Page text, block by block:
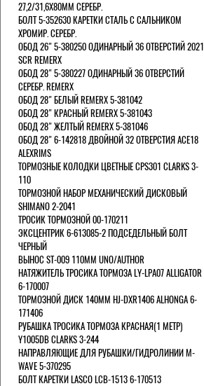
27,2/31,6Х80ММ СЕРЕБР.
БОЛТ 5-352630 КАРЕТКИ СТАЛЬ С САЛЬНИКОМ
ХРОМИР. СЕРЕБР.
ОБОД 26" 5-380250 ОДИНАРНЫЙ 36 ОТВЕРСТИЙ 2021
SCR REMERX
ОБОД 28" 5-380227 ОДИНАРНЫЙ 36 ОТВЕРСТИЙ
СЕРЕБР. REMERX
ОБОД 28" БЕЛЫЙ REMERX 5-381042
ОБОД 28" КРАСНЫЙ REMERX 5-381043
ОБОД 28" ЖЕЛТЫЙ REMERX 5-381046
ОБОД 28" 6-142818 ДВОЙНОЙ 32 ОТВЕРСТИЯ ACE18
ALEXRIMS
ТОРМОЗНЫЕ КОЛОДКИ ЦВЕТНЫЕ CPS301 CLARKS 3-
110
ТОРМОЗНОЙ НАБОР МЕХАНИЧЕСКИЙ ДИСКОВЫЙ
SHIMANO 2-2041
ТРОСИК ТОРМОЗНОЙ 00-170211
ЭКСЦЕНТРИК 6-613085-2 ПОДСЕДЕЛЬНЫЙ БОЛТ
ЧЕРНЫЙ
ВЫНОС ST-009 110ММ UNO/AUTHOR
НАТЯЖИТЕЛЬ ТРОСИКА ТОРМОЗА LY-LPA07 ALLIGATOR
6-170007
ТОРМОЗНОЙ ДИСК 140ММ HJ-DXR1406 ALHONGA 6-
171406
РУБАШКА ТРОСИКА ТОРМОЗА КРАСНАЯ(1 МЕТР)
Y1005DB CLARKS 3-244
НАПРАВЛЯЮЩИЕ ДЛЯ РУБАШКИ/ГИДРОЛИНИИ M-
WAVE 5-370295
БОЛТ КАРЕТКИ LASCO LCB-1513 6-170513